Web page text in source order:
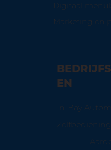
EN
In-Bay
Zelfbediening
Digitaal
Marketing en